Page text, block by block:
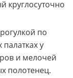
круглосуточно
по
у
и мелочей
полотенец.